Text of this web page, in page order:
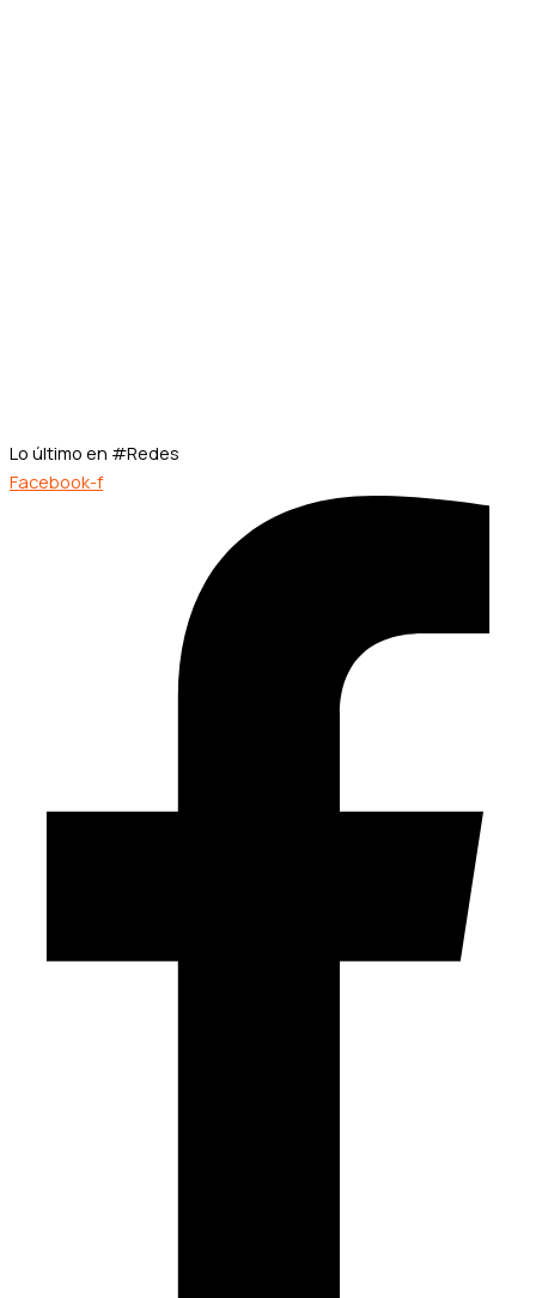
Lo último en #Redes
Facebook-f